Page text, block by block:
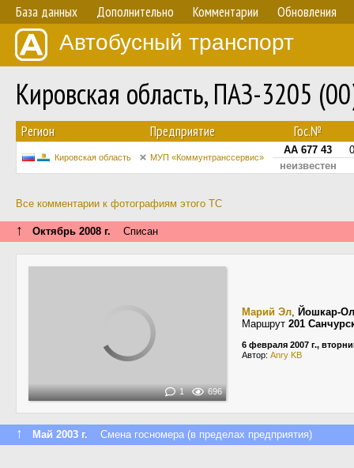
База данных Дополнительно Комментарии Обновления
Автобусный транспорт
Кировская область, ПАЗ-3205
Регион Предприятие Гос.№
Кировская область МУП «Коммунтранссервис»
АА 677 43
неизвестен
Все комментарии к фотографиям этого ТС
↑ Октябрь 2008 г. Списан
1 696
Марий Эл, Йошкар-
Маршрут 201
6 февраля 2007 г.,
Автор: Anry KB
↑ Май 2003 г. Смена госномера (в пределах предприятия)